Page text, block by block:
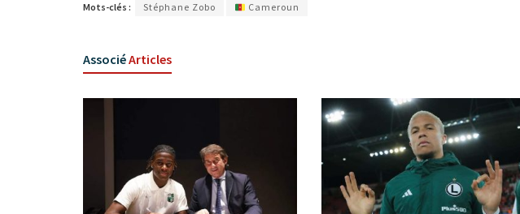
Mots-clés : Stéphane Zobo Cameroun
AssociéArticles